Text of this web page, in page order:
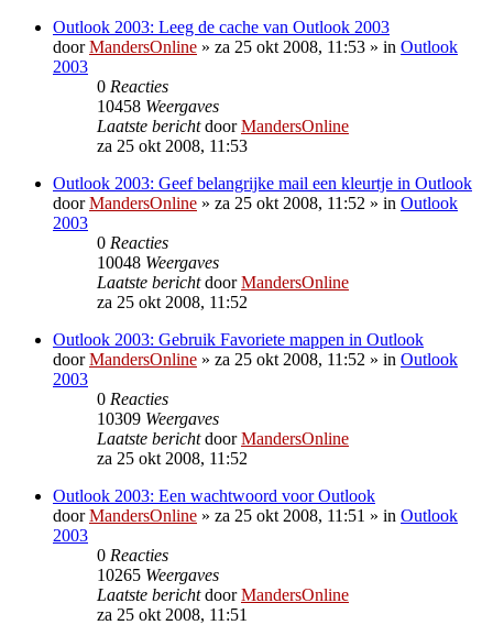
Outlook 2003: Leeg de cache van Outlook 2003
doorMandersOnline » za 25 okt 2008, 11:53 » in Outlook
2003
0 Reacties
10458 Weergaves
Laatste berichtdoorMandersOnline
za 25 okt 2008, 11:53
Outlook 2003: Geef belangrijke mail een kleurtje in Outlook
doorMandersOnline » za 25 okt 2008, 11:52 » in Outlook
2003
0 Reacties
10048 Weergaves
Laatste berichtdoorMandersOnline
za 25 okt 2008, 11:52
Outlook 2003: Gebruik Favoriete mappen in Outlook
doorMandersOnline » za 25 okt 2008, 11:52 » in Outlook
2003
0 Reacties
10309 Weergaves
Laatste berichtdoorMandersOnline
za 25 okt 2008, 11:52
Outlook 2003: Een wachtwoord voor Outlook
doorMandersOnline » za 25 okt 2008, 11:51 » in Outlook
2003
0 Reacties
10265 Weergaves
Laatste berichtdoorMandersOnline
za 25 okt 2008, 11:51